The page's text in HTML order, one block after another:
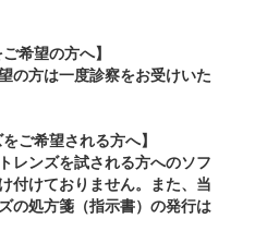
希望の方へ】
の方は一度診察をお受けいた
ご希望される方へ】
レンズを試される方へのソフ
付けておりません。また、当
の処方箋（指示書）の発行は